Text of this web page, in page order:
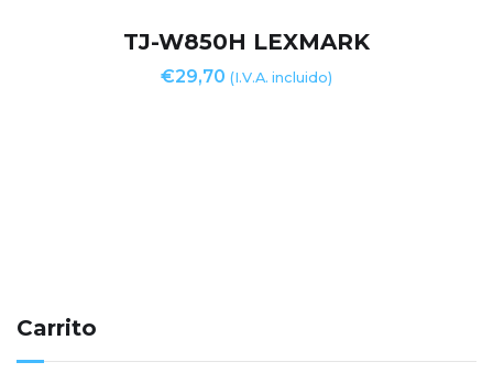
TJ-W850H LEXMARK
€29,70 (I.V.A. incluido)
Carrito